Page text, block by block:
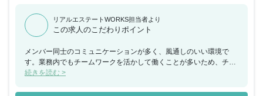
リアルエステートWORKS担当者より
この求人のこだわりポイント
メンバー同士のコミュニケーションが多く、風通しのいい環境で
す。業務内でもチームワークを活かして働くことが多いため、チー
ムで何かを成し遂げたいと考えている方におススメの求人です。ま
制度など女性のライフイベントにも沿った制度が整っております。
続きを読む >